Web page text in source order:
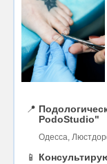
📍
PodoStudio"
Одесса,
📱